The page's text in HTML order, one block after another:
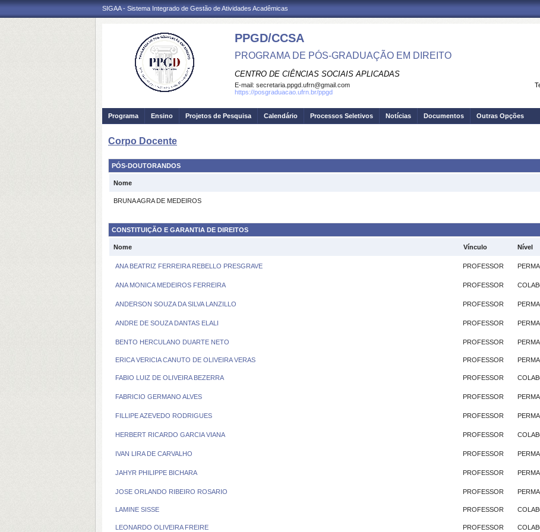
SIGAA - Sistema Integrado de Gestão de Atividades Acadêmicas
PPGD/CCSA
PROGRAMA DE PÓS-GRADUAÇÃO EM DIREITO
CENTRO DE CIÊNCIAS SOCIAIS APLICADAS
E-mail: secretaria.ppgd.ufrn@gmail.com
https://posgraduacao.ufrn.br/ppgd
Programa Ensino Projetos de Pesquisa Calendário Processos Seletivos Notícias Documentos Outras Opções
Corpo Docente
PÓS-DOUTORANDOS
Nome
BRUNA AGRA DE MEDEIROS
CONSTITUIÇÃO E GARANTIA DE DIREITOS
Nome Vínculo Nível
ANA BEATRIZ FERREIRA REBELLO PRESGRAVE PROFESSOR
ANA MONICA MEDEIROS FERREIRA PROFESSOR
ANDERSON SOUZA DA SILVA LANZILLO PROFESSOR
ANDRE DE SOUZA DANTAS ELALI PROFESSOR
BENTO HERCULANO DUARTE NETO PROFESSOR
ERICA VERICIA CANUTO DE OLIVEIRA VERAS PROFESSOR
FABIO LUIZ DE OLIVEIRA BEZERRA PROFESSOR
FABRICIO GERMANO ALVES PROFESSOR
FILLIPE AZEVEDO RODRIGUES PROFESSOR
HERBERT RICARDO GARCIA VIANA PROFESSOR
IVAN LIRA DE CARVALHO PROFESSOR
JAHYR PHILIPPE BICHARA PROFESSOR
JOSE ORLANDO RIBEIRO ROSARIO PROFESSOR
LAMINE SISSE PROFESSOR
LEONARDO OLIVEIRA FREIRE PROFESSOR